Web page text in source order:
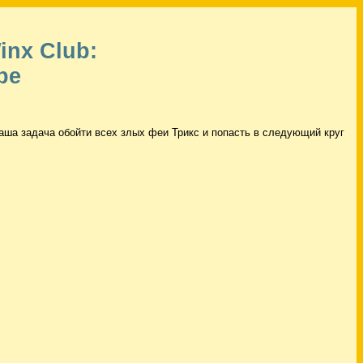
Club:
задача обойти всех злых феи Трикс и попасть в следующий круг